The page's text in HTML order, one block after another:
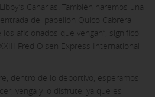
Canarias. También haremos una
del pabellón Quico Cabrera
aficionados que vengan”, significó
Fred Olsen Express International
dentro de lo deportivo, esperamos
venga y lo disfrute, ya que es